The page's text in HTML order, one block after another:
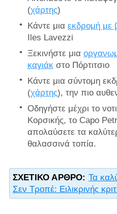
(χάρτης)
Κάντε μια εκδρομή με
Iles Lavezzi
Ξεκινήστε μια
καγιάκστο Πόρτιτσιο
Κάντε μια σύντομη
(χάρτης), την πιο
Οδηγήστε μέχρι το
Κορσικής, το Capo
απολαύσετε τα
θαλασσινά τοπία.
ΣΧΕΤΙΚΌ ΆΡΘΡΟ: Τα
Σεν Τροπέ: Ειλικρινής